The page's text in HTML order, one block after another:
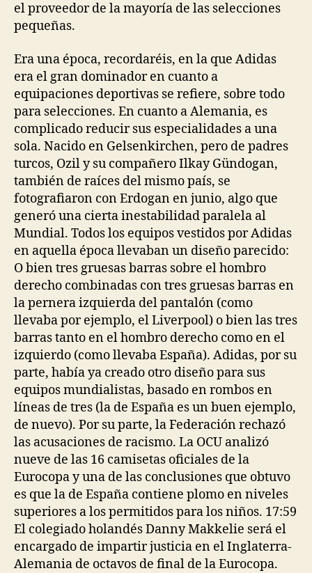
el proveedor de la mayoría de las selecciones
pequeñas.
Era una época, recordaréis, en la que Adidas
era el gran dominador en cuanto a
equipaciones deportivas se refiere, sobre todo
para selecciones. En cuanto a Alemania, es
complicado reducir sus especialidades a una
sola. Nacido en Gelsenkirchen, pero de padres
turcos, Ozil y su compañero Ilkay Gündogan,
también de raíces del mismo país, se
fotografiaron con Erdogan en junio, algo que
generó una cierta inestabilidad paralela al
Mundial. Todos los equipos vestidos por Adidas
en aquella época llevaban un diseño parecido:
O bien tres gruesas barras sobre el hombro
derecho combinadas con tres gruesas barras en
la pernera izquierda del pantalón (como
llevaba por ejemplo, el Liverpool) o bien las tres
barras tanto en el hombro derecho como en el
izquierdo (como llevaba España). Adidas, por su
parte, había ya creado otro diseño para sus
equipos mundialistas, basado en rombos en
líneas de tres (la de España es un buen ejemplo,
de nuevo). Por su parte, la Federación rechazó
las acusaciones de racismo. La OCU analizó
nueve de las 16 camisetas oficiales de la
Eurocopa y una de las conclusiones que obtuvo
es que la de España contiene plomo en niveles
superiores a los permitidos para los niños. 17:59
El colegiado holandés Danny Makkelie será el
encargado de impartir justicia en el Inglaterra-
Alemania de octavos de final de la Eurocopa.